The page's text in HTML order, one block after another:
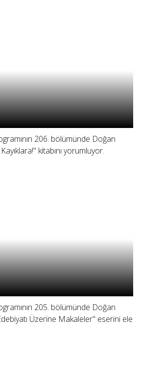
206. bölümünde Doğan
kitabını yorumluyor.
205. bölümünde Doğan
Üzerine Makaleler" eserini ele